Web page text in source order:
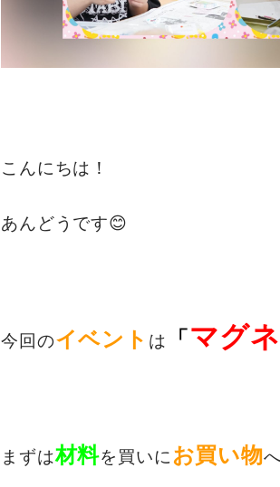
こんにちは！
あんどうです😊
今回のイベント は 「 マグネ
まずは材料を買いに お買い物